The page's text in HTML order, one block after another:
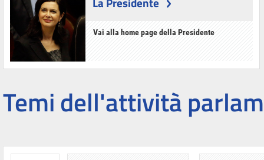
Vai alla home page della Presidente
Temi dell'attività